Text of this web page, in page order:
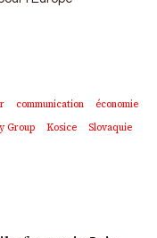
communication
économie
Group Kosice
Slovaquie